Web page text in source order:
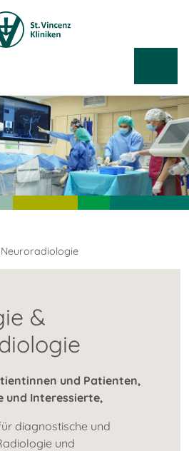
&
und Patienten,
und Interessierte,
diagnostische und
und